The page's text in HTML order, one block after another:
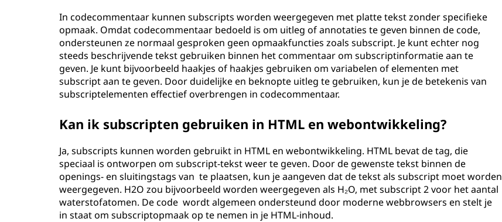
In codecommentaar kunnen subscripts worden weergegeven met platte tekst zonder specifieke
opmaak. Omdat codecommentaar bedoeld is om uitleg of annotaties te geven binnen de code,
ondersteunen ze normaal gesproken geen opmaakfuncties zoals subscript. Je kunt echter nog
steeds beschrijvende tekst gebruiken binnen het commentaar om subscriptinformatie aan te
geven. Je kunt bijvoorbeeld haakjes of haakjes gebruiken om variabelen of elementen met
subscript aan te geven. Door duidelijke en beknopte uitleg te gebruiken, kun je de betekenis van
subscriptelementen effectief overbrengen in codecommentaar.
Kan ik subscripten gebruiken in HTML en webontwikkeling?
Ja, subscripts kunnen worden gebruikt in HTML en webontwikkeling. HTML bevat de tag, die
speciaal is ontworpen om subscript-tekst weer te geven. Door de gewenste tekst binnen de
openings- en sluitingstags van te plaatsen, kun je aangeven dat de tekst als subscript moet worden
weergegeven. H2O zou bijvoorbeeld worden weergegeven als H₂O, met subscript 2 voor het aantal
waterstofatomen. De code wordt algemeen ondersteund door moderne webbrowsers en stelt je
in staat om subscriptopmaak op te nemen in je HTML-inhoud.